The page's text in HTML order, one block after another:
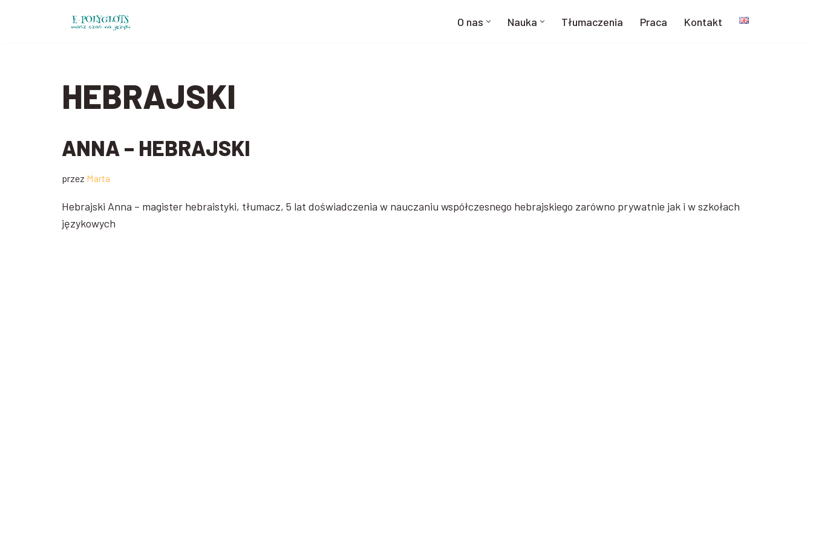
O nas Nauka Tłumaczenia Praca Kontakt
HEBRAJSKI
ANNA – HEBRAJSKI
przez Marta
Hebrajski Anna – magister hebraistyki, tłumacz, 5 lat doświadczenia w nauczaniu współczesnego hebrajskiego zarówno prywatnie jak i w szkołach
językowych